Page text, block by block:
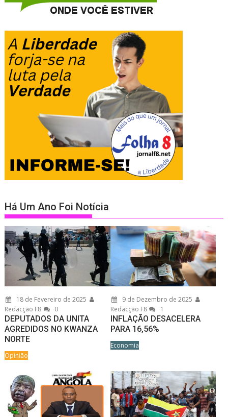
Há Um Ano Foi Notícia
18 de Fevereiro de 2025
Redacção F8
0
DEPUTADOS DA UNITA
AGREDIDOS NO KWANZA
NORTE
Opinião
9 de Dezembro de 2025
Redacção F8
1
INFLAÇÃO DESACELERA
PARA 16,56%
Economia